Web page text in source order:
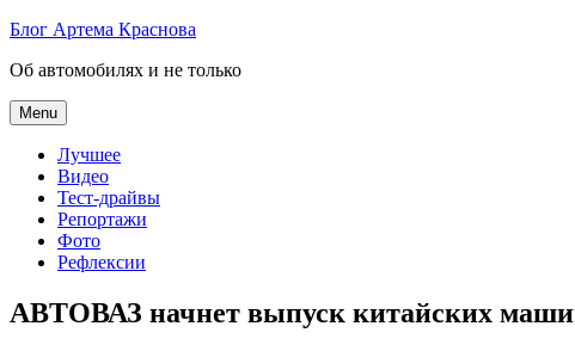
Skip
content
Блог Артема Краснова
Об автомобилях и не только
Menu
Лучшее
Видео
Тест-драйвы
Репортажи
Фото
Рефлексии
АВТОВАЗ начнет выпуск китайских